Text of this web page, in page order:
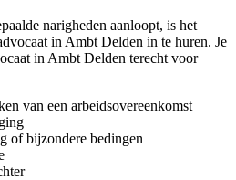
narigheden aanloopt, is het
in Ambt Delden in te huren. Je
in Ambt Delden terecht voor
van een arbeidsovereenkomst
of bijzondere bedingen